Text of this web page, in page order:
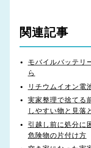
関連記事
モバイルバッテリ
ら
リチウムイオン電
実家整理で捨てる
しやすい物と見落
引越し前に処分に
危険物の片付け方